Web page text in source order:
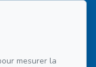
mesurer la